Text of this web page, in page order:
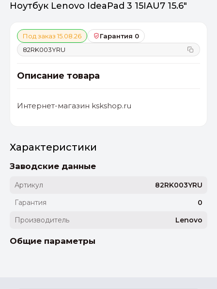
Ноутбук Lenovo IdeaPad 3 15IAU7 15.6"
Под заказ 15.08.26
Гарантия 0
82RK003YRU
Описание товара
Интернет-магазин kskshop.ru
Характеристики
Заводские данные
Артикул
82RK003YRU
Гарантия
0
Производитель
Lenovo
Общие параметры